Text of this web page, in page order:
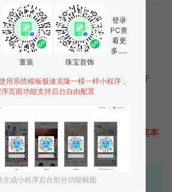
序使用方法
上方二维码进入OpenPlay足球的小程序
足球”即可进入小程序
足球团队开发，易企达小程序商店于
足球的小程序
足球的小程序不难，只需要咨询本
定制开发，免费提供报价。
达10年行业沉淀！
童装 珠宝首饰
登录
PC查
看更
多.....
用系统模板极速克隆一模一样小程序，
页面功能支持后台自由配置
生成小程序后台部分功能截图